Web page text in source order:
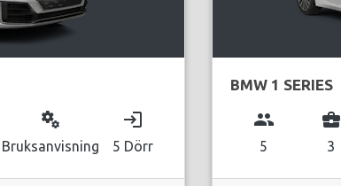
miscellaneous_services
Bruksanvisning
login
5 Dörr
BMW 1 SERIES
group
5
business_center
3